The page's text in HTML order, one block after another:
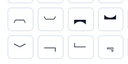
︹
︺ ︻ ︼
﹀
﹁ ﹂ ﹃